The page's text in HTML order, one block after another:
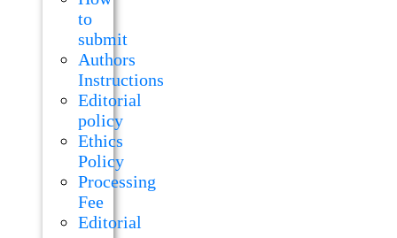
to
submit
Authors
Instructions
Editorial
policy
Ethics
Policy
Processing
Fee
Editorial